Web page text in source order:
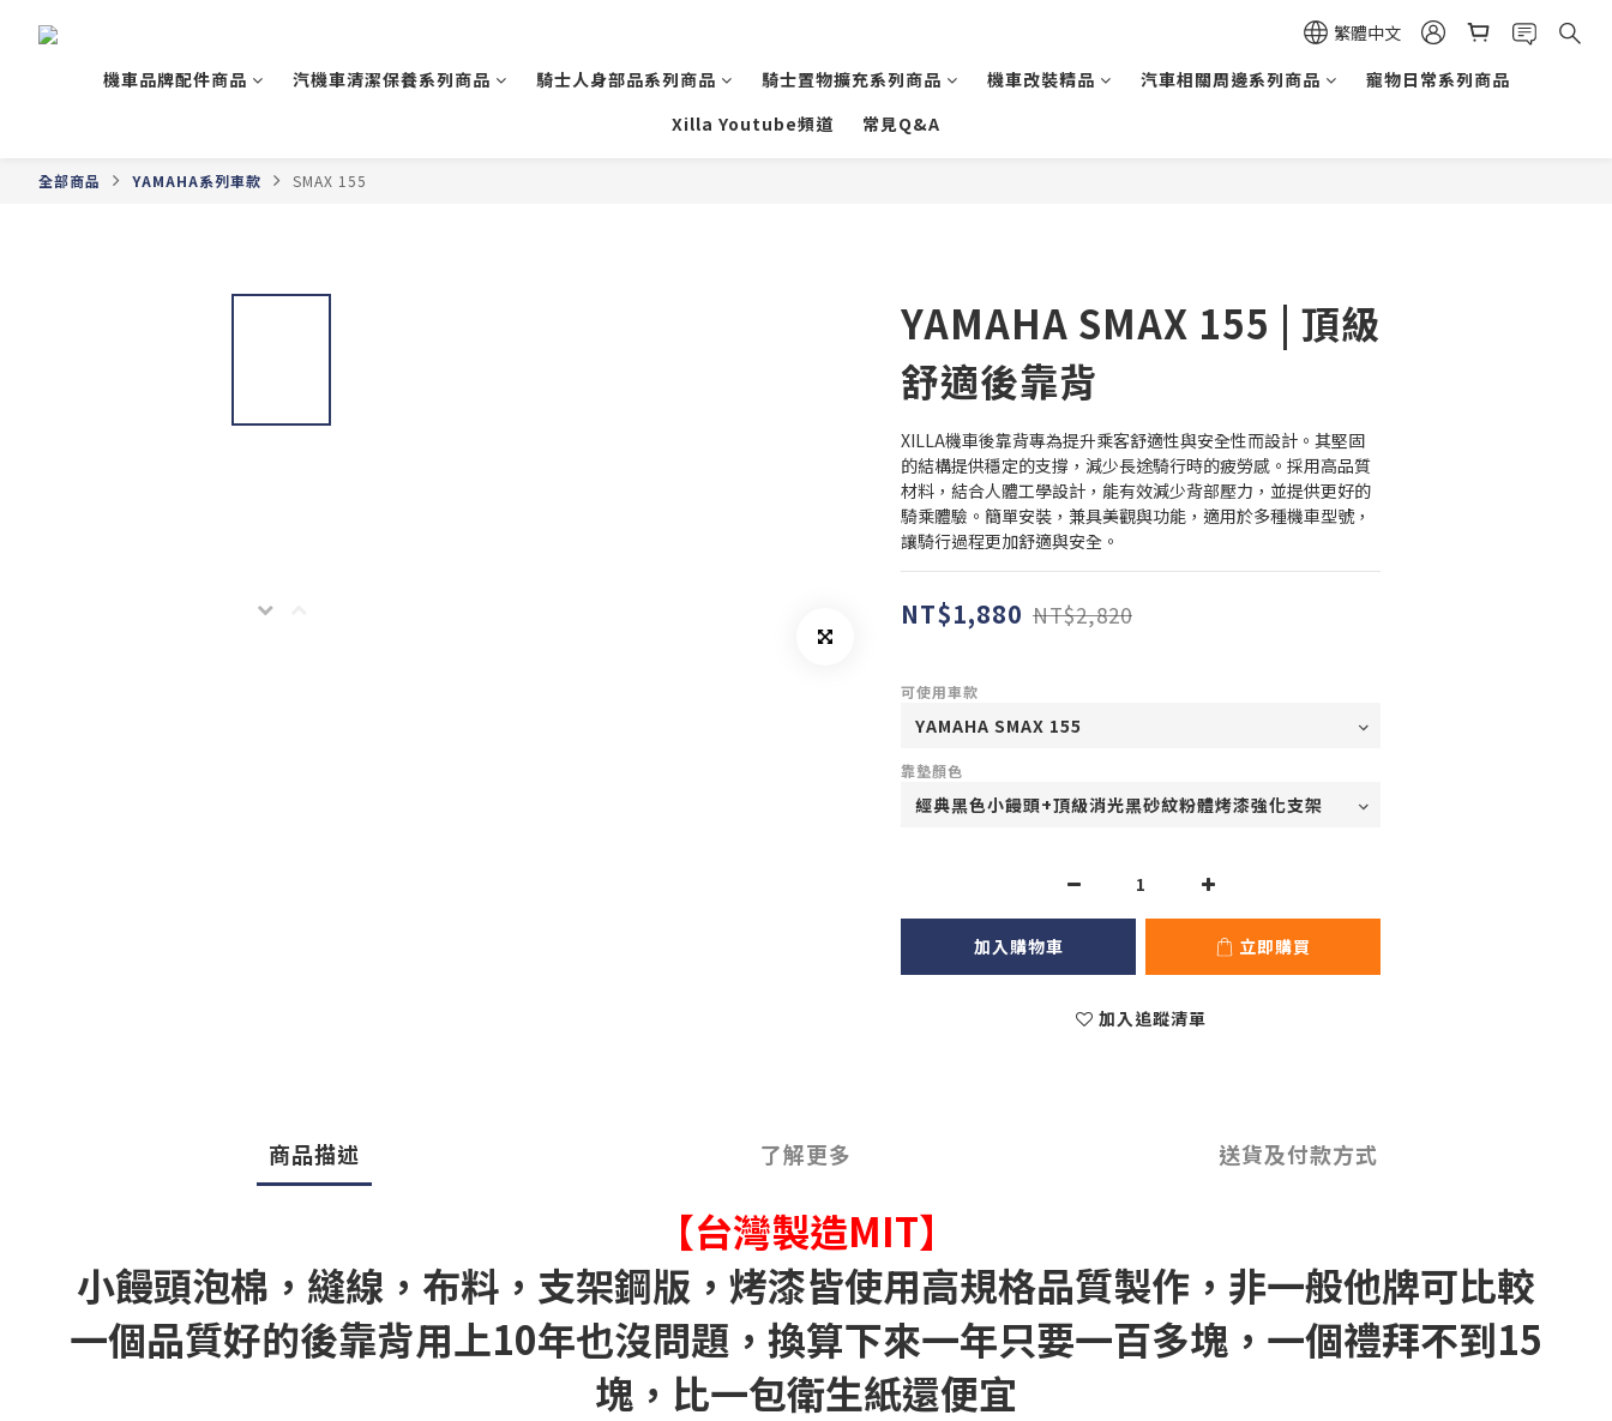
繁體中文
機車品牌配件商品
汽機車清潔保養系列商品 騎士人身部品系列商品 騎士置物擴充系列商品 機車改裝精品 汽車相關周邊系列商品
寵物日常系列商品
Xilla Youtube頻道
常見Q&A
全部商品 YAMAHA系列車款 SMAX 155
YAMAHA SMAX 155 | 頂級
舒適後靠背
XILLA機車後靠背專為提升乘客舒適性與安全性而設計。其堅固
的結構提供穩定的支撐，減少長途騎行時的疲勞感。採用高品質
材料，結合人體工學設計，能有效減少背部壓力，並提供更好的
騎乘體驗。簡單安裝，兼具美觀與功能，適用於多種機車型號，
讓騎行過程更加舒適與安全。
NT$1,880 NT$2,820
可使用車款
靠墊顏色
加入購物車 立即購買
加入追蹤清單
商品描述 了解更多 送貨及付款方式
【台灣製造MIT】
小饅頭泡棉，縫線，布料，支架鋼版，烤漆皆使用高規格品質製作，非一般他牌可比較
一個品質好的後靠背用上10年也沒問題，換算下來一年只要一百多塊，一個禮拜不到15
塊，比一包衛生紙還便宜